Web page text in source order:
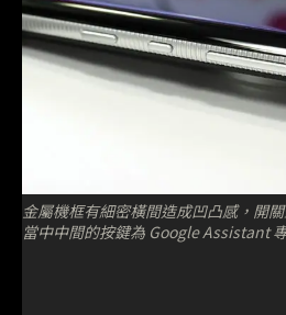
金屬機框有細密橫間造成凹凸感，開
當中中間的按鍵為 Google Assistant